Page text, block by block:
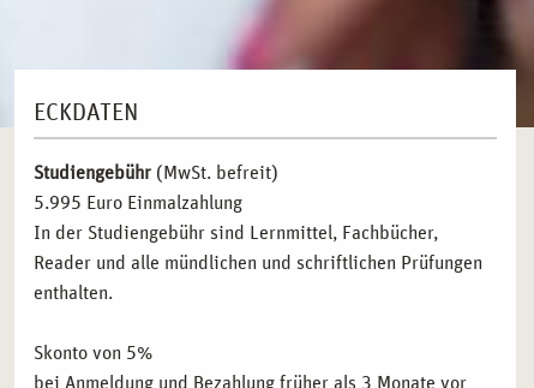
ECKDATEN
Studiengebühr (MwSt. befreit)
5.995 Euro Einmalzahlung
In der Studiengebühr sind Lernmittel, Fachbücher,
Reader und alle mündlichen und schriftlichen Prüfungen
enthalten.
Skonto von 5%
bei Anmeldung und Bezahlung früher als 3 Monate vor